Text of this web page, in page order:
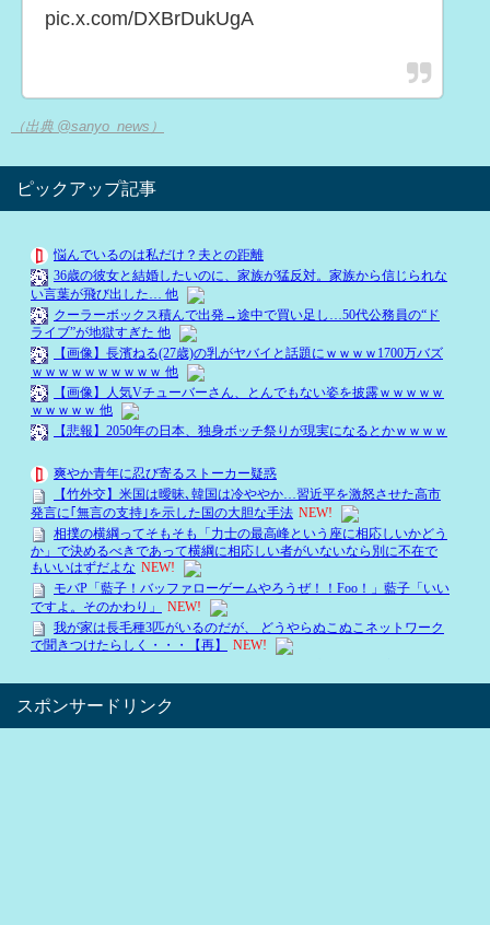
pic.x.com/DXBrDukUgA
（出典 @sanyo_news）
ピックアップ記事
スポンサードリンク